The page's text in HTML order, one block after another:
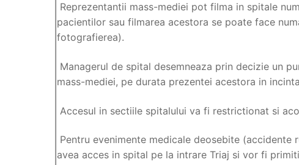
Reprezentantii mass-mediei pot filma in spitale
pacientilor sau filmarea acestora se poate face
fotografierea).
Managerul de spital desemneaza prin decizie un
mass-mediei, pe durata prezentei acestora in
Accesul in sectiile spitalului va fi restrictionat si
Pentru evenimente medicale deosebite
avea acces in spital pe la intrare Triaj si vor fi